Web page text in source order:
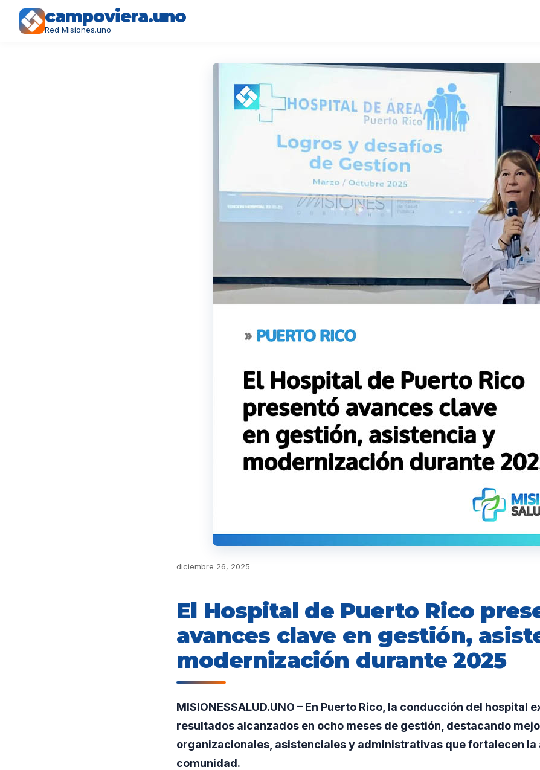
campoviera.uno
Red Misiones.uno
diciembre 26, 2025
El Hospital de Puerto Rico
avances clave en gestión,
modernización durante 2025
MISIONESSALUD.UNO – En Puerto Rico, la conducción del hospital
resultados alcanzados en ocho meses de gestión, destacando
organizacionales, asistenciales y administrativas que fortalecen la
comunidad.